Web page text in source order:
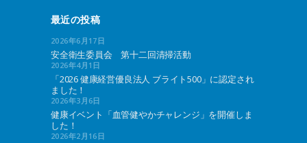
最近の投稿
2026年6月17日
安全衛生委員会 第十二回清掃活動
2026年4月1日
「2026 健康経営優良法人 ブライト500」に認定され
ました！
2026年3月6日
健康イベント「血管健やかチャレンジ」を開催しま
した！
2026年2月16日